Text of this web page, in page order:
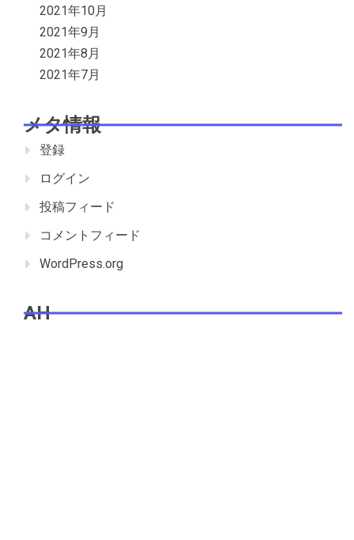
2021年10月
2021年9月
2021年8月
2021年7月
メタ情報
登録
ログイン
投稿フィード
コメントフィード
WordPress.org
AH